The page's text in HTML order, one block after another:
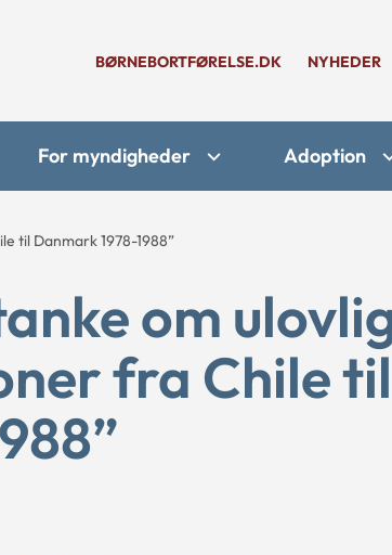
BØRNEBORTFØRELSE.DK NYHEDER
For myndigheder Adoption
til Danmark 1978-1988”
om
fra Chile til